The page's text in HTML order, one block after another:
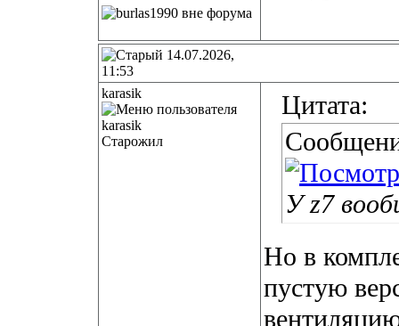
14.07.2026,
11:53
karasik
Старожил
Цитата:
У z7
Но в
пустую